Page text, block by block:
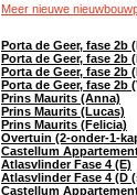
Meer nieuwe
Porta de Geer, fase 2b
Porta de Geer, fase
Porta de Geer, fase 2b
Porta de Geer, fase 2b
Prins Maurits (Anna)
Prins Maurits (Lucas)
Prins Maurits (Felicia)
Overtuin (2-onder-1-
Castellum
Atlasvlinder Fase 4 (E)
Atlasvlinder Fase 4 (D
Castellum